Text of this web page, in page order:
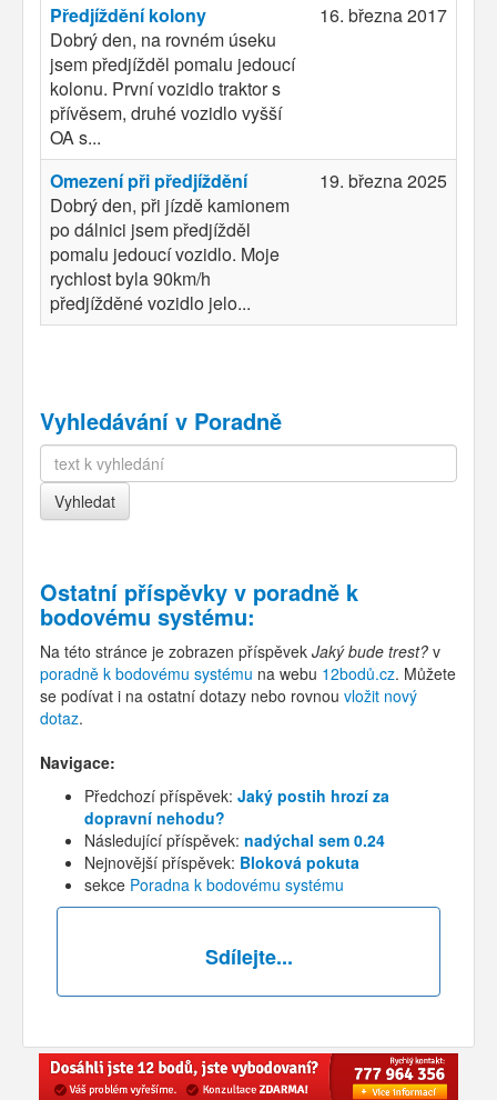
Předjíždění kolony
Dobrý den, na rovném úseku
jsem předjížděl pomalu jedoucí
kolonu. První vozidlo traktor s
přívěsem, druhé vozidlo vyšší
OA s...
16. března 2017
Omezení při předjíždění
Dobrý den, při jízdě kamionem
po dálnici jsem předjížděl
pomalu jedoucí vozidlo. Moje
rychlost byla 90km/h
předjížděné vozidlo jelo...
19. března 2025
Vyhledávání v Poradně
Ostatní příspěvky v poradně k
bodovému systému:
Na této stránce je zobrazen příspěvek Jaký bude trest? v
poradně k bodovému systému na webu 12bodů.cz. Můžete
se podívat i na ostatní dotazy nebo rovnou vložit nový
dotaz.
Navigace:
Předchozí příspěvek: Jaký postih hrozí za
dopravní nehodu?
Následující příspěvek: nadýchal sem 0.24
Nejnovější příspěvek: Bloková pokuta
sekce Poradna k bodovému systému
Sdílejte...